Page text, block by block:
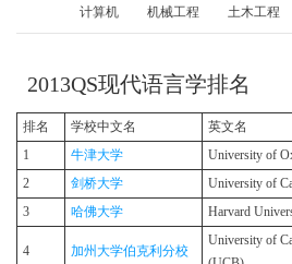
计算机 机械工程 土木工程
2013QS现代语言学排名
排名 学校中文名 英文名
1
牛津大学 University of
2
剑桥大学 University of
3
哈佛大学 Harvard
4 加州大学伯克利分校
University of